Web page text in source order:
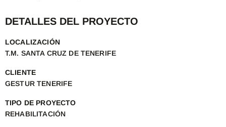
DETALLES DEL PROYECTO
LOCALIZACIÓN
T.M. SANTA CRUZ DE TENERIFE
CLIENTE
GESTUR TENERIFE
TIPO DE PROYECTO
REHABILITACIÓN